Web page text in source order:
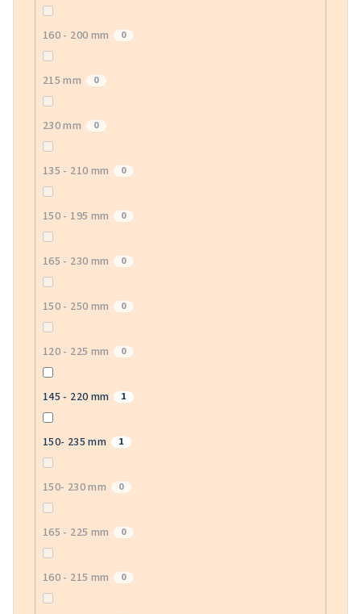
160 - 200 mm 0
215 mm 0
230 mm 0
135 - 210 mm 0
150 - 195 mm 0
165 - 230 mm 0
150 - 250 mm 0
120 - 225 mm 0
145 - 220 mm 1
150- 235 mm 1
150- 230 mm 0
165 - 225 mm 0
160 - 215 mm 0